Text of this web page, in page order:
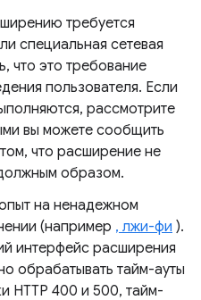
требуется
специальная сетевая
что это требование
пользователя. Если
рассмотрите
вы можете сообщить
что расширение не
образом.
на ненадежном
(например , лжи-фи ).
интерфейс расширения
обрабатывать тайм-ауты
HTTP 400 и 500, тайм-